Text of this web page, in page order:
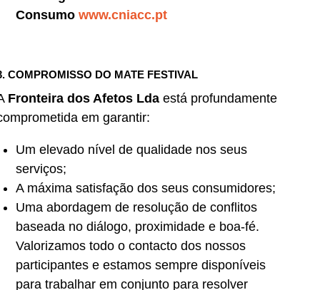
Consumo www.cniacc.pt
COMPROMISSO DO MATE FESTIVAL
Fronteira dos Afetos Lda está profundamente
em garantir:
Um elevado nível de qualidade nos seus
serviços;
A máxima satisfação dos seus consumidores;
Uma abordagem de resolução de conflitos
baseada no diálogo, proximidade e boa-fé.
Valorizamos todo o contacto dos nossos
participantes e estamos sempre disponíveis
para trabalhar em conjunto para resolver